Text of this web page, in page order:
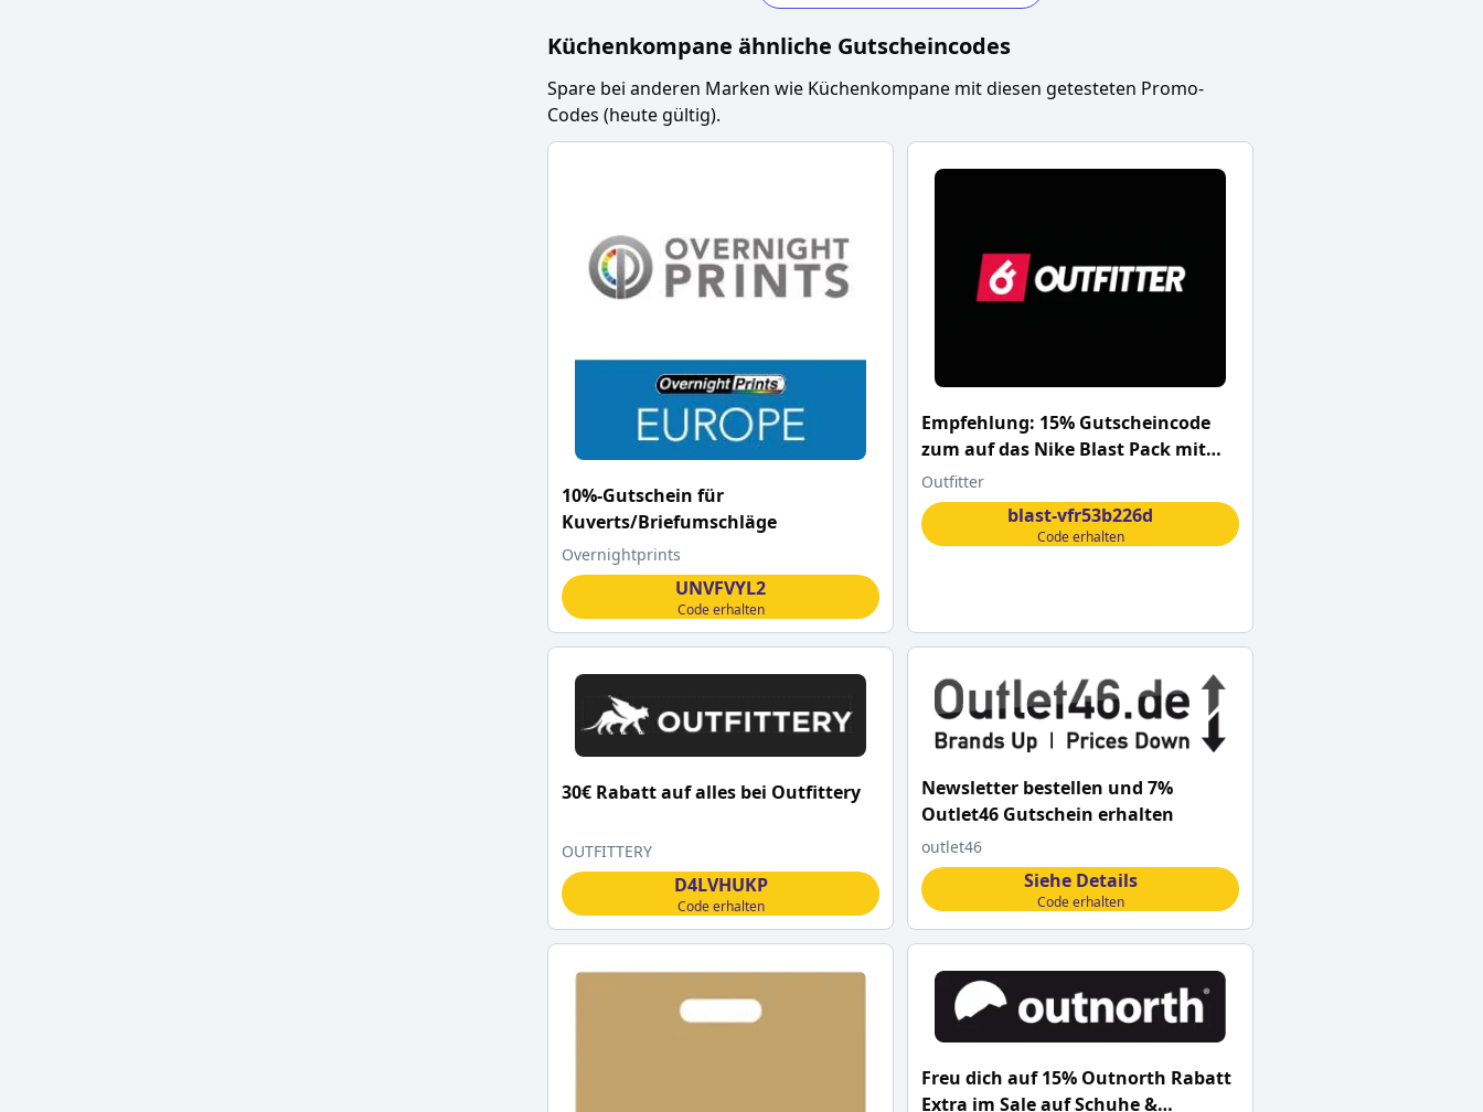
Küchenkompane ähnliche Gutscheincodes
Spare bei anderen Marken wie Küchenkompane mit diesen getesteten Promo-
Codes (heute gültig).
10%-Gutschein für
Kuverts/Briefumschläge
Overnightprints
UNVFVYL2
Code erhalten
Empfehlung: 15% Gutscheincode
zum auf das Nike Blast Pack mit
diesem
Outfitter
blast-vfr53b226d
Code erhalten
30€ Rabatt auf alles bei Outfittery
OUTFITTERY
D4LVHUKP
Code erhalten
Newsletter bestellen und 7%
Outlet46 Gutschein erhalten
outlet46
Siehe Details
Code erhalten
Freu dich auf 15% Outnorth Rabatt
Extra im Sale auf Schuhe &